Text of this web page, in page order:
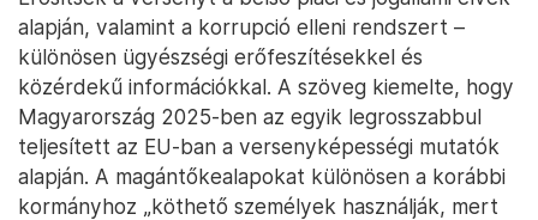
alapján, valamint a korrupció elleni rendszert –
különösen ügyészségi erőfeszítésekkel és
közérdekű információkkal. A szöveg kiemelte, hogy
Magyarország 2025-ben az egyik legrosszabbul
teljesített az EU-ban a versenyképességi mutatók
alapján. A magántőkealapokat különösen a korábbi
kormányhoz „köthető személyek használják, mert